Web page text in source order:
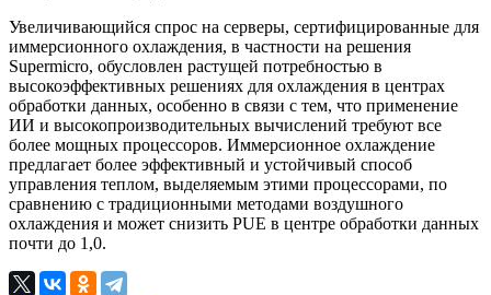
Увеличивающийся спрос на серверы, сертифицированные для
иммерсионного охлаждения, в частности на решения
Supermicro, обусловлен растущей потребностью в
высокоэффективных решениях для охлаждения в центрах
обработки данных, особенно в связи с тем, что применение
ИИ и высокопроизводительных вычислений требуют все
более мощных процессоров. Иммерсионное охлаждение
предлагает более эффективный и устойчивый способ
управления теплом, выделяемым этими процессорами, по
сравнению с традиционными методами воздушного
охлаждения и может снизить PUE в центре обработки данных
почти до 1,0.